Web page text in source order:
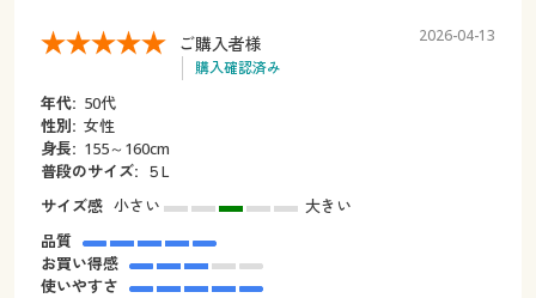
ご購入者様
購入確認済み
2026-04-13
年代: 50代
性別: 女性
身長: 155～160cm
普段のサイズ: ５L
サイズ感 小さい
大きい
品質
お買い得感
使いやすさ